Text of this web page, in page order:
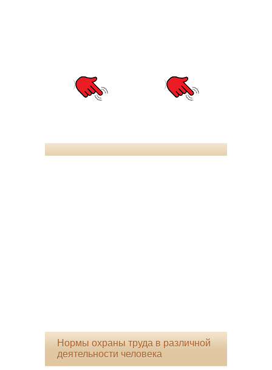
Нормы охраны труда в различной
деятельности человека